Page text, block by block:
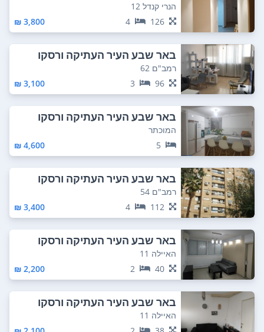
הנרי קנדל 12
126
4
3,800 ₪
באר שבע העיר העתיקה ורסקו
רמב"ם 62
96
3
3,100 ₪
באר שבע העיר העתיקה ורסקו
המוכתר
5
4,600 ₪
באר שבע העיר העתיקה ורסקו
רמב"ם 54
112
4
3,400 ₪
באר שבע העיר העתיקה ורסקו
האיילה 11
40
2
2,200 ₪
באר שבע העיר העתיקה ורסקו
האיילה 11